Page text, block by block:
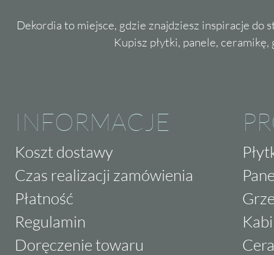
Dekordia to miejsce, gdzie znajdziesz inspiracje do
Kupisz płytki, panele,
INFORMACJE
Koszt dostawy
Czas realizacji zamówienia
Płatność
Regulamin
Doręczenie towaru